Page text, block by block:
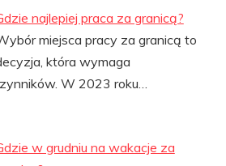
najlepiej praca za granicą?
miejsca pracy za granicą to
która wymaga
W 2023 roku…
w grudniu na wakacje za